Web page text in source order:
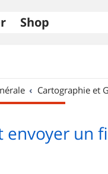
Shop
Cartographie et
un